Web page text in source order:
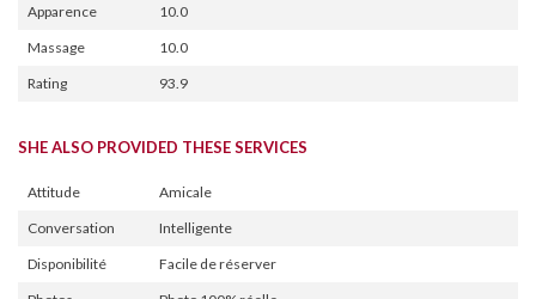
Apparence
10.0
Massage
10.0
Rating
93.9
SHE ALSO PROVIDED THESE SERVICES
Attitude
Amicale
Conversation
Intelligente
Disponibilité
Facile de réserver